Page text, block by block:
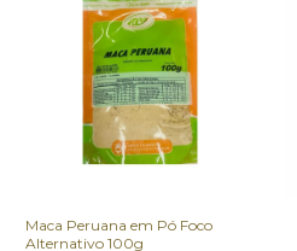
Maca Peruana em Pó Foco
Alternativo 100g